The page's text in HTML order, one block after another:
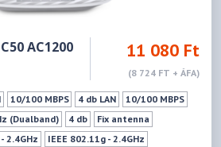
AC1200 11 080 Ft
(8 724 FT + ÁFA)
10/100 MBPS 4 db LAN
10/100 MBPS
(Dualband)
4 db
Fix antenna
2.4GHz
IEEE 802.11g - 2.4GHz